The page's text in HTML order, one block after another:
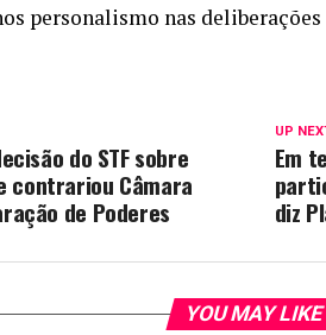
personalismo nas
UP
Em
diz
do STF sobre
contrariou Câmara
de Poderes
YOU MAY LIKE